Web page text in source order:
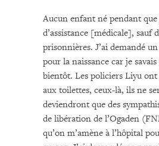
Aucun enfant né pendant que
d’assistance [médicale], sauf
prisonnières. J’ai demandé
pour la naissance car je
bientôt. Les policiers Liyu
aux toilettes, ceux-là, ils ne
deviendront que des
de libération de l’Ogaden
qu’on m’amène à l’hôpital